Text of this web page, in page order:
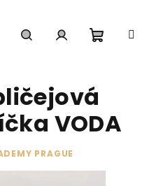
košík
VODA
PRAGUE